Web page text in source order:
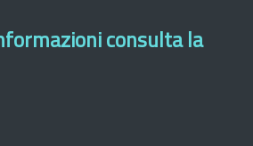
consulta la
Mappa del sito Legal & Privacy
Contatti